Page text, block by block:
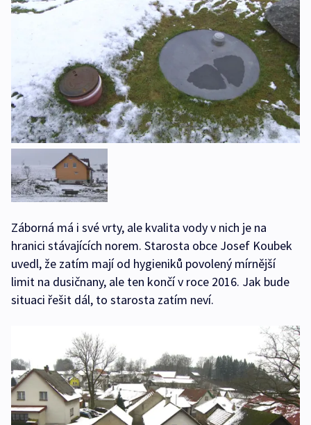
Záborná má i své vrty, ale kvalita vody v nich je na
hranici stávajících norem. Starosta obce Josef Koubek
uvedl, že zatím mají od hygieniků povolený mírnější
limit na dusičnany, ale ten končí v roce 2016. Jak bude
situaci řešit dál, to starosta zatím neví.